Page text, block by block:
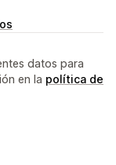
datos para
en la política de